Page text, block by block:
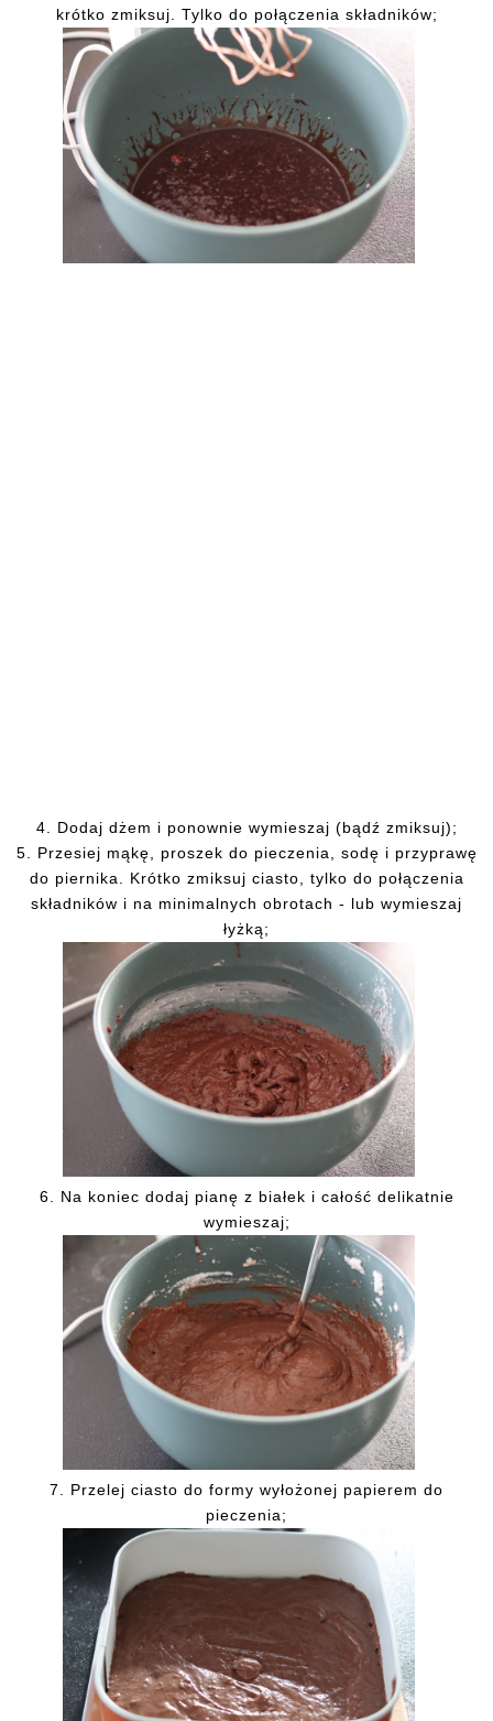
krótko zmiksuj. Tylko do połączenia składników;
4. Dodaj dżem i ponownie wymieszaj (bądź zmiksuj);
5. Przesiej mąkę, proszek do pieczenia, sodę i przyprawę
do piernika. Krótko zmiksuj ciasto, tylko do połączenia
składników i na minimalnych obrotach - lub wymieszaj
łyżką;
6. Na koniec dodaj pianę z białek i całość delikatnie
wymieszaj;
7. Przelej ciasto do formy wyłożonej papierem do
pieczenia;